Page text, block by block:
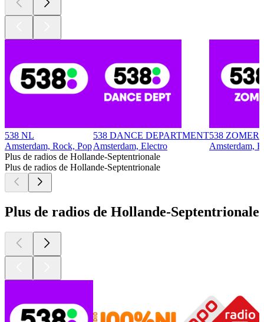
538 NL
Amsterdam, Rock, Pop
538 DANCE DEPARTMENT
Amsterdam, Electro
538 ZOMER
Amsterdam,
Plus de radios de Hollande-Septentrionale
Plus de radios de Hollande-Septentrionale
Plus de radios de Hollande-Septentrionale